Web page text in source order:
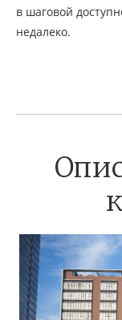
в шаговой
недалеко.